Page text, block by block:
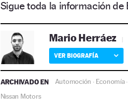
Sigue toda la información de
Mario Herráez
VER BIOGRAFÍA
ARCHIVADO EN Automoción · Economía·
Nissan Motors